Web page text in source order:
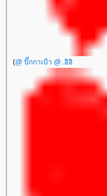
(@ ปั๊กกาเป้า @..อิอิ